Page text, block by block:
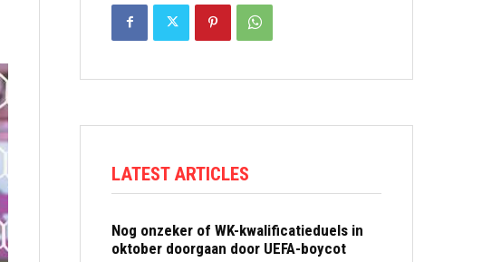
LATEST ARTICLES
Nog onzeker of WK-kwalificatieduels in
oktober doorgaan door UEFA-boycot